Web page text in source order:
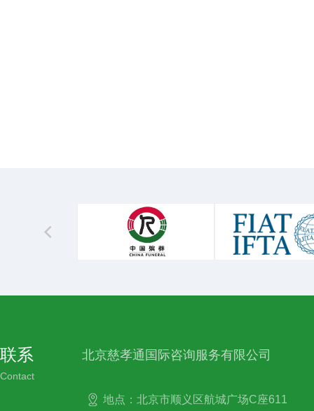
联系
Contact
北京慈孝通国际咨询服务有限公司
地点：北京市顺义区航城广场C座611